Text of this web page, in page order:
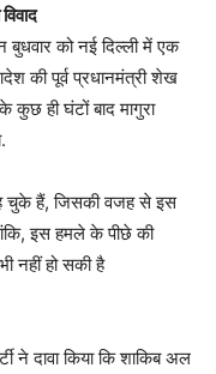
को नई दिल्ली में एक
की पूर्व प्रधानमंत्री शेख
कुछ ही घंटों बाद मागुरा
चुके हैं, जिसकी वजह से इस
इस हमले के पीछे की
नहीं हो सकी है
ने दावा किया कि शाकिब अल